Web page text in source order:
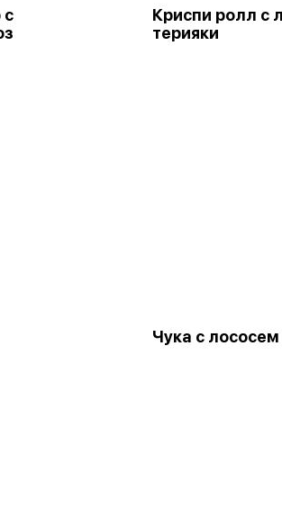
с
Криспи ролл с
терияки
Чука с лососем